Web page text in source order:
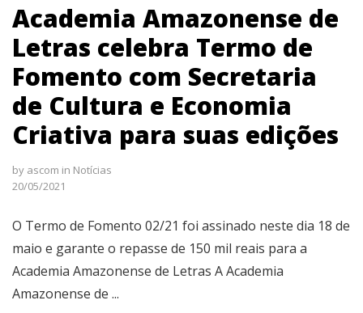
Academia Amazonense de
Letras celebra Termo de
Fomento com Secretaria
de Cultura e Economia
Criativa para suas edições
by ascom in Notícias
20/05/2021
O Termo de Fomento 02/21 foi assinado neste dia 18 de
maio e garante o repasse de 150 mil reais para a
Academia Amazonense de Letras A Academia
Amazonense de ...